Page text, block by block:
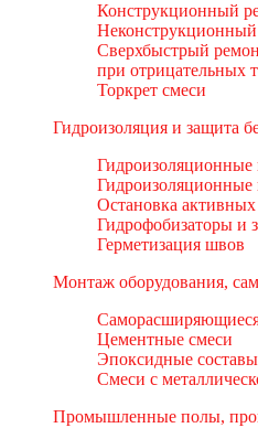
Конструкционный
Сверхбыстрый
при отрицательных
Торкрет смеси
Гидроизоляция и защита
Гидроизоляционные
Гидроизоляционные
Остановка
Гидрофобизаторы и
Герметизация швов
Монтаж оборудования,
Цементные смеси
Эпоксидные составы
Смеси с
Промышленные полы,